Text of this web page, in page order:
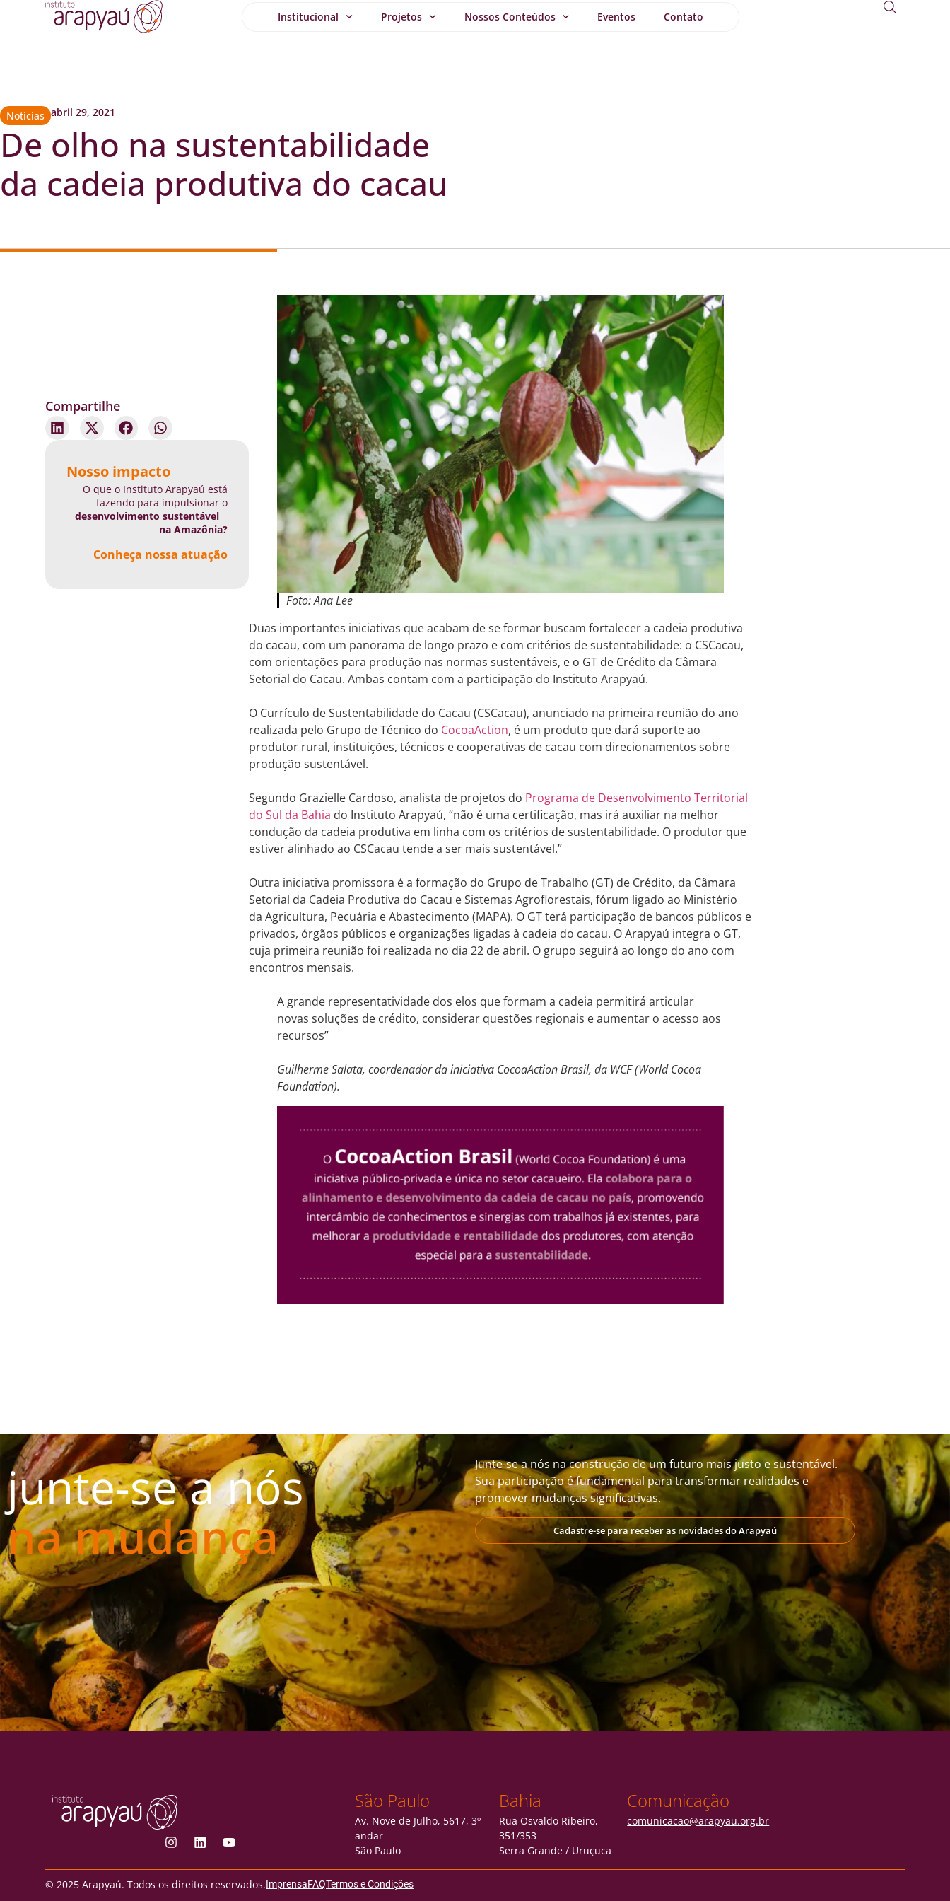
Institucional Projetos Nossos Conteúdos Eventos Contato
Notícias abril 29, 2021
De olho na sustentabilidade
da cadeia produtiva do cacau
Compartilhe
Nosso impacto
O que o Instituto Arapyaú está
fazendo para impulsionar o
desenvolvimento sustentável
na Amazônia?
Conheça nossa atuação
Foto: Ana Lee
Duas importantes iniciativas que acabam de se formar buscam fortalecer a cadeia produtiva
do cacau, com um panorama de longo prazo e com critérios de sustentabilidade: o CSCacau,
com orientações para produção nas normas sustentáveis, e o GT de Crédito da Câmara
Setorial do Cacau. Ambas contam com a participação do Instituto Arapyaú.
O Currículo de Sustentabilidade do Cacau (CSCacau), anunciado na primeira reunião do ano
realizada pelo Grupo de Técnico do CocoaAction, é um produto que dará suporte ao
produtor rural, instituições, técnicos e cooperativas de cacau com direcionamentos sobre
produção sustentável.
Segundo Grazielle Cardoso, analista de projetos do Programa de Desenvolvimento Territorial
do Sul da Bahia do Instituto Arapyaú, “não é uma certificação, mas irá auxiliar na melhor
condução da cadeia produtiva em linha com os critérios de sustentabilidade. O produtor que
estiver alinhado ao CSCacau tende a ser mais sustentável.”
Outra iniciativa promissora é a formação do Grupo de Trabalho (GT) de Crédito, da Câmara
Setorial da Cadeia Produtiva do Cacau e Sistemas Agroflorestais, fórum ligado ao Ministério
da Agricultura, Pecuária e Abastecimento (MAPA). O GT terá participação de bancos públicos e
privados, órgãos públicos e organizações ligadas à cadeia do cacau. O Arapyaú integra o GT,
cuja primeira reunião foi realizada no dia 22 de abril. O grupo seguirá ao longo do ano com
encontros mensais.
A grande representatividade dos elos que formam a cadeia permitirá articular
novas soluções de crédito, considerar questões regionais e aumentar o acesso aos
recursos”
Guilherme Salata, coordenador da iniciativa CocoaAction Brasil, da WCF (World Cocoa
Foundation).
junte-se a nós
na mudança
Junte-se a nós na construção de um futuro mais justo e sustentável.
Sua participação é fundamental para transformar realidades e
promover mudanças significativas.
Cadastre-se para receber as novidades do Arapyaú
São Paulo
Av. Nove de Julho, 5617, 3º
andar
São Paulo
Bahia
Rua Osvaldo Ribeiro,
351/353
Serra Grande / Uruçuca
Comunicação
comunicacao@arapyau.org.br
© 2025 Arapyaú. Todos os direitos reservados.ImprensaFAQTermos e Condições